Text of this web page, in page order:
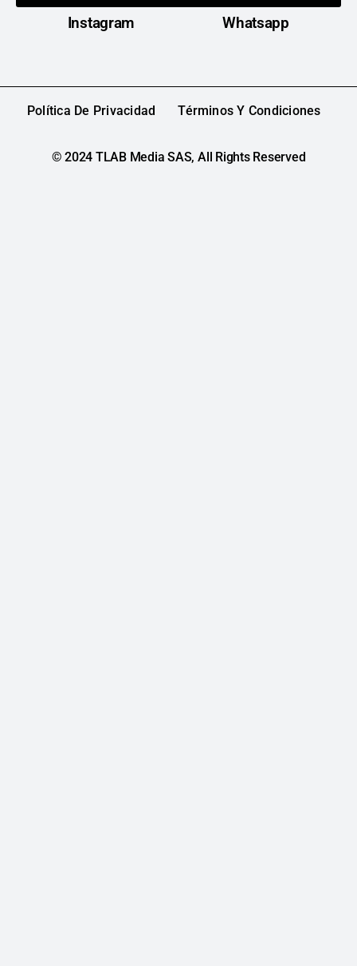
Instagram Whatsapp
Política De Privacidad Términos Y Condiciones
© 2024 TLAB Media SAS, All Rights Reserved​